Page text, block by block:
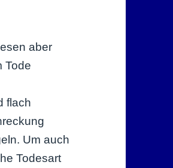
aber
Tode
flach
Um auch
Todesart